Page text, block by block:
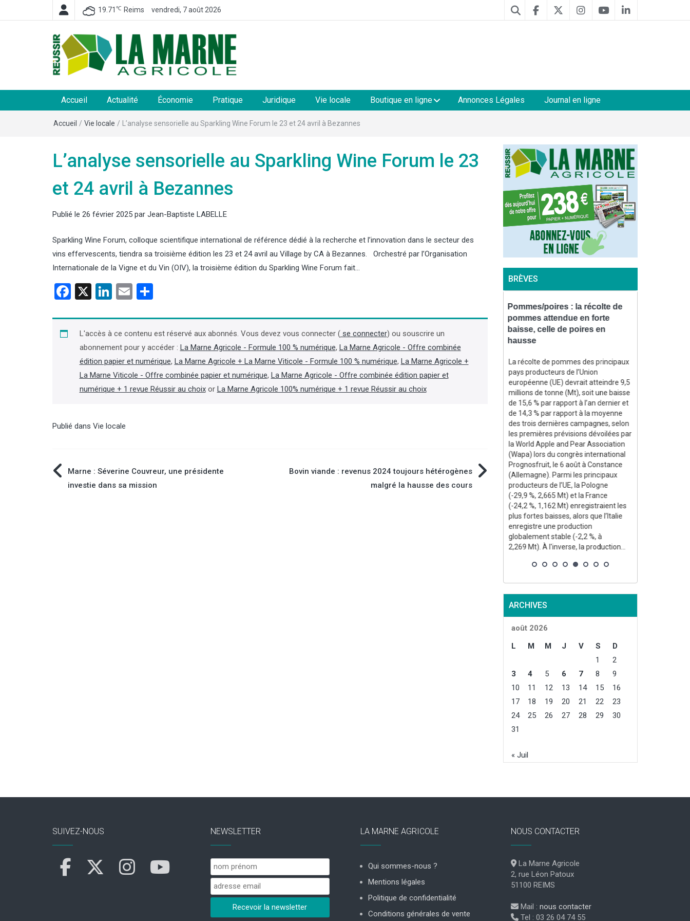
19.71 ℃ Reims vendredi, 7 août 2026
La Marne Agricole
et rurales
Accueil Actualité Économie Pratique Juridique Vie locale Boutique en ligne Annonces Légales Journal en ligne
Accueil / Vie locale / L’analyse sensorielle au Sparkling Wine Forum le 23 et 24 avril à Bezannes
L’analyse sensorielle au Sparkling Wine Forum le 23
et 24 avril à Bezannes
Publié le 26 février 2025 par Jean-Baptiste LABELLE
Sparkling Wine Forum, colloque scientifique international de référence dédié à la recherche et l’innovation dans le secteur des
vins effervescents, tiendra sa troisième édition les 23 et 24 avril au Village by CA à Bezannes. Orchestré par l’Organisation
Internationale de la Vigne et du Vin (OIV), la troisième édition du Sparkling Wine Forum fait…
Facebook
X LinkedIn
Email
L'accès à ce contenu est réservé aux abonnés. Vous devez vous connecter (se connecter) ou souscrire un
abonnement pour y accéder : La Marne Agricole - Formule 100 % numérique, La Marne Agricole - Offre combinée
édition papier et numérique, La Marne Agricole + La Marne Viticole - Formule 100 % numérique, La Marne Agricole +
La Marne Viticole - Offre combinée papier et numérique, La Marne Agricole - Offre combinée édition papier et
numérique + 1 revue Réussir au choixor La Marne Agricole 100% numérique + 1 revue Réussir au choix
Publié dans Vie locale
Navigation
Marne : Séverine Couvreur, une présidente
investie dans sa mission
Bovin viande : revenus 2024 toujours hétérogènes
malgré la hausse des cours
BRÈVES
Jaouen, ancien
de la chambre de
du Finistère (2001-2019)
on dans la presse locale.
l’environnement de l’OFB
bientôt équipés de caméras
En vertu d’un décret paru au Journal
officiel le 31 juillet, les inspecteurs de
disposer d’une caméra piéton afin de
lorsque se produit ou est susceptible
ne trouve pas d'accord avec
Henkell mais s'est refinancé
La maison de champagne Maison
Pommery, fortement endettée, a
annoncé le 5 août que les
négociations exclusives avec le
fabricant allemand de vin mousseux
nouveau navire ukrainien en
mer Noire
La Russie a visé un vraquier battant
pavillon de la Guinée-Bissau, chargé
de blé ukrainien en mer Noire, dans un
contexte où l’Ukraine et la Russie
poursuivent leurs campagnes de
Pommes/poires : la récolte de
pommes attendue en forte
baisse, celle de poires en
hausse
La récolte de pommes des principaux
pays producteurs de l’Union
européenne (UE) devrait atteindre 9,5
millions de tonne (Mt), soit une baisse
de 15,6 % par rapport à l’an dernier et
de 14,3 % par rapport à la moyenne
des trois dernières campagnes, selon
les premières prévisions dévoilées par
la World Apple and Pear Association
(Wapa) lors du congrès international
Prognosfruit, le 6 août à Constance
(Allemagne). Parmi les principaux
producteurs de l’UE, la Pologne
(-29,9 %, 2,665 Mt) et la France
(-24,2 %, 1,162 Mt) enregistraient les
plus fortes baisses, alors que l’Italie
enregistre une production
globalement stable (-2,2 %, à
2,269 Mt). À l'inverse, la production...
ARCHIVES
août 2026
L
M M J V S
D
1
2
3
4 5 6 7 8
9
10
11 12 13 14 15
16
17
18 19 20 21 22
23
24
25 26 27 28 29
30
31
« Juil
SUIVEZ-NOUS NEWSLETTER LA MARNE AGRICOLE
Qui sommes-nous ?
Mentions légales
Politique de confidentialité
Conditions générales de vente
NOUS CONTACTER
La Marne Agricole
2, rue Léon Patoux
51100 REIMS
Mail : nous contacter
Tel : 03 26 04 74 55